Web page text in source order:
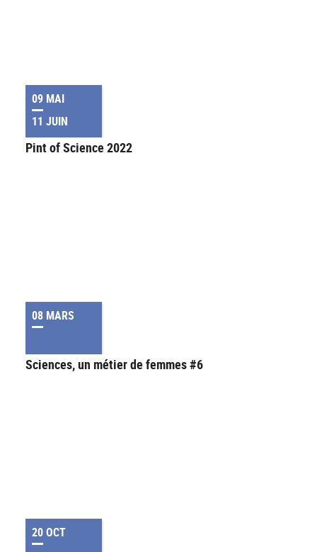
09 MAI
11 JUIN
Pint of Science 2022
08 MARS
Sciences, un métier de femmes #6
20 OCT